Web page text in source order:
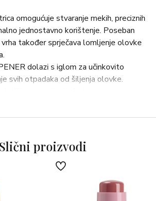
omogućuje stvaranje mekih, preciznih
jednostavno korištenje. Poseban
također sprječava lomljenje olovke
dolazi s iglom za učinkovito
svih otpadaka od šiljenja olovke.
za sve olovke koje se mogu
u kozmetičkoj torbici spreman
trenutku!
omogućuje vam da ga koristite u bilo
vam omogućuje da učinkovito
Slični proizvodi